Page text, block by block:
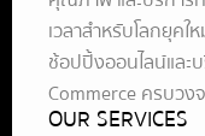
เวลาสำหรับโลกยุค
ช้อปปิ้งออนไลน์และ
Commerce ครบวง
OUR SERVICES